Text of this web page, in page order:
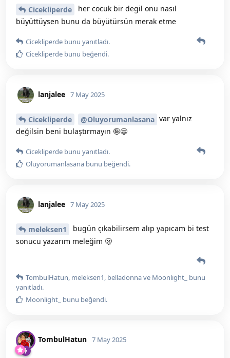
Cicekliperde
her cocuk bir degil onu nasıl
büyüttüysen bunu da büyütürsün merak etme
Cicekliperde bunu yanıtladı.
Cicekliperde bunu beğendi.
lanjalee 7 May 2025
Cicekliperde @Oluyorumanlasana var yalnız
değilsin beni bulaştırmayın 🤪😁
Cicekliperde bunu yanıtladı.
Oluyorumanlasana bunu beğendi.
lanjalee 7 May 2025
meleksen1
bugün çıkabilirsem alıp yapıcam bi test
sonucu yazarım meleğim 🫢
TombulHatun meleksen1 belladonnave Moonlight_ bunu
yanıtladı.
Moonlight_ bunu beğendi.
TombulHatun 7 May 2025